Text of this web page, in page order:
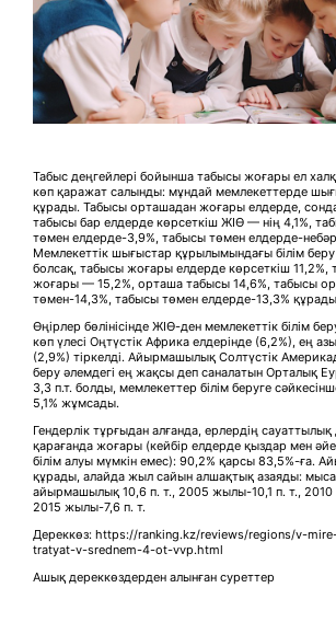
Табыс деңгейлері бойынша табысы жоғары ел
көп қаражат салынды: мұндай мемлекеттерде
құрады. Табысы орташадан жоғары елдерде,
табысы бар елдерде көрсеткіш ЖІӨ — нің 4,1%,
төмен елдерде-3,9%, табысы төмен елдерде-
Мемлекеттік шығыстар құрылымындағы білім беру
болсақ, табысы жоғары елдерде көрсеткіш
жоғары — 15,2%, орташа табысы 14,6%, табысы
төмен-14,3%, табысы төмен елдерде-13,3%
Өңірлер бөлінісінде ЖІӨ-ден мемлекеттік білім
көп үлесі Оңтүстік Африка елдерінде (6,2%), ең
(2,9%) тіркелді. Айырмашылық Солтүстік
беру әлемдегі ең жақсы деп саналатын Орталық
3,3 п.т. болды, мемлекеттер білім беруге
5,1% жұмсады.
Гендерлік тұрғыдан алғанда, ерлердің сауаттылық
қарағанда жоғары (кейбір елдерде қыздар мен
білім алуы мүмкін емес): 90,2% қарсы 83,5%-ға.
құрады, алайда жыл сайын алшақтық азаяды:
айырмашылық 10,6 п. т., 2005 жылы-10,1 п. т.,
2015 жылы-7,6 п. т.
Дереккөз: https://ranking.kz/reviews/regions/v-
tratyat-v-srednem-4-ot-vvp.html
Ашық дереккөздерден алынған суреттер